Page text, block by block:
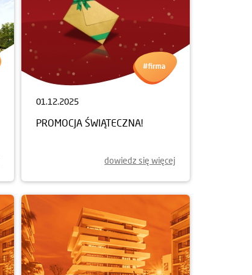
01.12.2025
PROMOCJA ŚWIĄTECZNA!
dowiedz się więcej